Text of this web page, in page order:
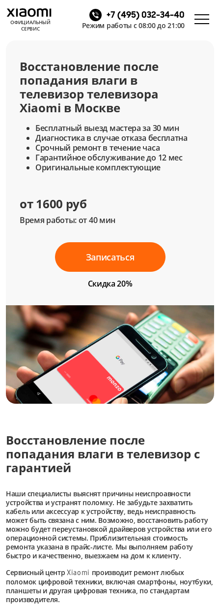
ОФИЦИАЛЬНЫЙ
СЕРВИС
+7 (495) 032-34-40
Режим работы с 08:00 до 21:00
Восстановление после
попадания влаги в
телевизор телевизора
Xiaomi в Москве
Бесплатный выезд мастера за 30 мин
Диагностика в случае отказа бесплатна
Срочный ремонт в течение часа
Гарантийное обслуживание до 12 мес
Оригинальные комплектующие
от 1600 руб
Время работы: от 40 мин
Записаться
Скидка 20%
Восстановление после
попадания влаги в телевизор с
гарантией
Наши специалисты выяснят причины неиспроавности
устройства и устранят поломку. Не забудьте захватить
кабель или аксессуар к устройству, ведь неисправность
может быть связана с ним. Возможно, восстановить работу
можно будет переустановкой драйверов устройства или его
операционной системы. Приблизительная стоимость
ремонта указана в прайс-листе. Мы выполняем работу
быстро и качественно, выезжаем на дом к клиенту.
Сервисный центрXiaomi производит ремонт любых
поломок цифровой техники, включая смартфоны, ноутбуки,
планшеты и другая цифровая техника, по стандартам
производителя.